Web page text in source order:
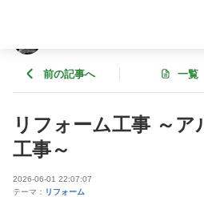
前の記事へ 一覧
リフォーム工事 ～
工事～
2026-06-01 22:07:07
テーマ： リフォーム